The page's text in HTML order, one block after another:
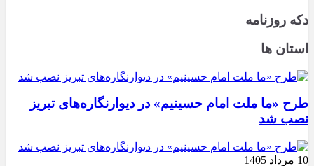
دکه روزنامه
استان ها
طرح «ما ملت امام حسینیم» در دیوارنگاره‌های تبریز
نصب شد
10 مرداد 1405